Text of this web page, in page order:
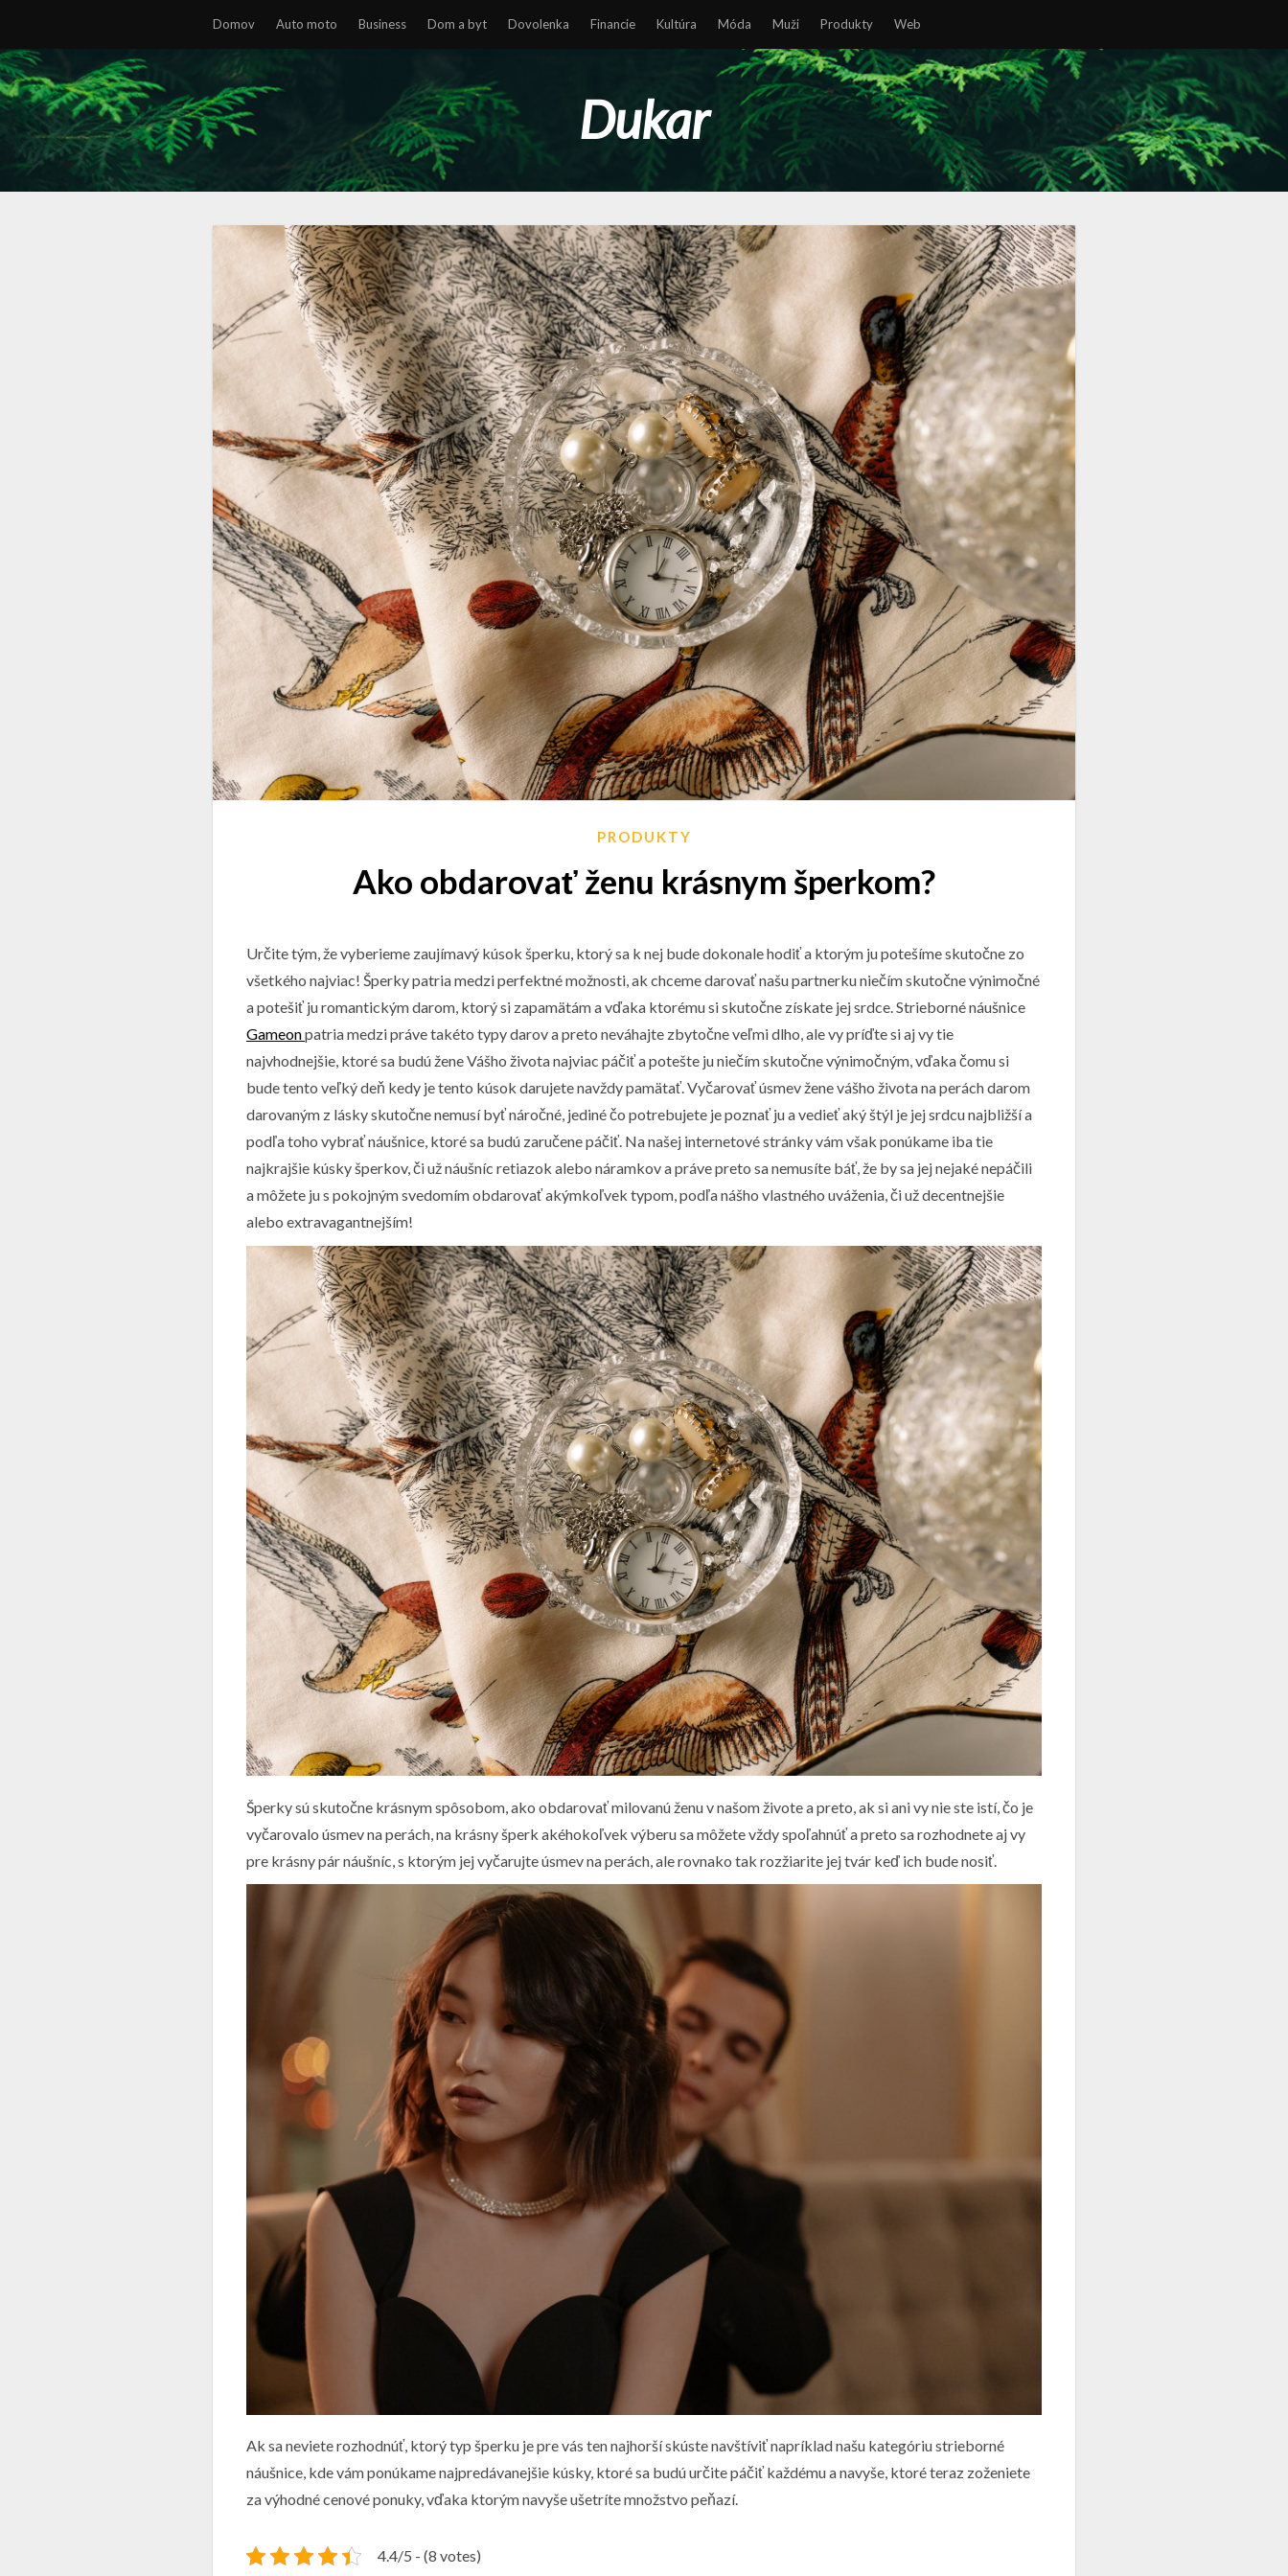
Domov Auto moto Business Dom a byt Dovolenka Financie Kultúra Móda Muži Produkty Web
Dukar
PRODUKTY
Ako obdarovať ženu krásnym šperkom?
Určite tým, že vyberieme zaujímavý kúsok šperku, ktorý sa k nej bude dokonale hodiť a ktorým ju potešíme skutočne zo
všetkého najviac! Šperky patria medzi perfektné možnosti, ak chceme darovať našu partnerku niečím skutočne výnimočné
a potešiť ju romantickým darom, ktorý si zapamätám a vďaka ktorému si skutočne získate jej srdce. Strieborné náušnice
Gameonpatria medzi práve takéto typy darov a preto neváhajte zbytočne veľmi dlho, ale vy príďte si aj vy tie
najvhodnejšie, ktoré sa budú žene Vášho života najviac páčiť a potešte ju niečím skutočne výnimočným, vďaka čomu si
bude tento veľký deň kedy je tento kúsok darujete navždy pamätať. Vyčarovať úsmev žene vášho života na perách darom
darovaným z lásky skutočne nemusí byť náročné, jediné čo potrebujete je poznať ju a vedieť aký štýl je jej srdcu najbližší a
podľa toho vybrať náušnice, ktoré sa budú zaručene páčiť. Na našej internetové stránky vám však ponúkame iba tie
najkrajšie kúsky šperkov, či už náušníc retiazok alebo náramkov a práve preto sa nemusíte báť, že by sa jej nejaké nepáčili
a môžete ju s pokojným svedomím obdarovať akýmkoľvek typom, podľa nášho vlastného uváženia, či už decentnejšie
alebo extravagantnejším!
Šperky sú skutočne krásnym spôsobom, ako obdarovať milovanú ženu v našom živote a preto, ak si ani vy nie ste istí, čo je
vyčarovalo úsmev na perách, na krásny šperk akéhokoľvek výberu sa môžete vždy spoľahnúť a preto sa rozhodnete aj vy
pre krásny pár náušníc, s ktorým jej vyčarujte úsmev na perách, ale rovnako tak rozžiarite jej tvár keď ich bude nosiť.
Ak sa neviete rozhodnúť, ktorý typ šperku je pre vás ten najhorší skúste navštíviť napríklad našu kategóriu strieborné
náušnice, kde vám ponúkame najpredávanejšie kúsky, ktoré sa budú určite páčiť každému a navyše, ktoré teraz zoženiete
za výhodné cenové ponuky, vďaka ktorým navyše ušetríte množstvo peňazí.
4.4/5 - (8 votes)